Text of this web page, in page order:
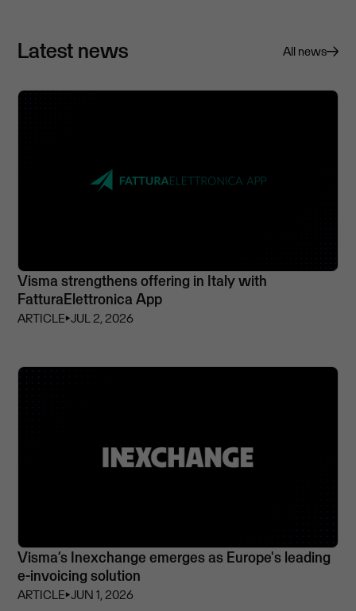
Latest news All news
Visma strengthens offering in Italy with
FatturaElettronica App
ARTICLE⏵JUL 2, 2026
Visma’s Inexchange emerges as Europe's leading
e-invoicing solution
ARTICLE⏵JUN 1, 2026